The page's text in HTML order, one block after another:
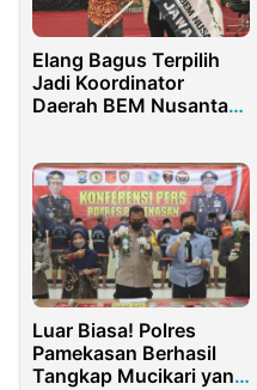
Elang Bagus Terpilih
Jadi Koordinator
Daerah BEM Nusantara
Luar Biasa! Polres
Pamekasan Berhasil
Tangkap Mucikari yang